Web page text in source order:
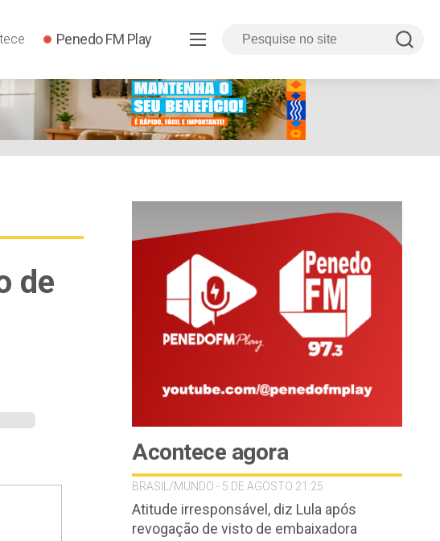
Penedo FM Play
de
Acontece agora
BRASIL/MUNDO - 5 DE AGOSTO 21:25
Atitude irresponsável, diz Lula após
revogação de visto de embaixadora